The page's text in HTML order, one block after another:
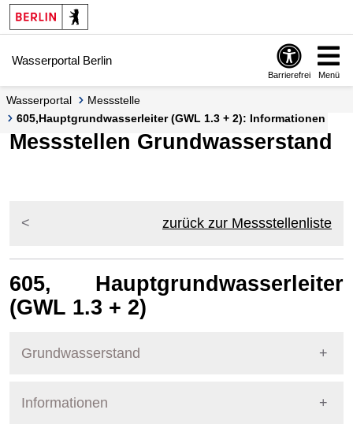
Springe zur Navigation
Springe zum Inhalt
Wasserportal Berlin
Barrierefrei Menü
Wasserportal
Messstelle
605,Hauptgrundwasserleiter (GWL 1.3 + 2): Informationen
Messstellen Grundwasserstand
zurück zur Messstellenliste
605, Hauptgrundwasserleiter
(GWL 1.3 + 2)
Grundwasserstand
Informationen